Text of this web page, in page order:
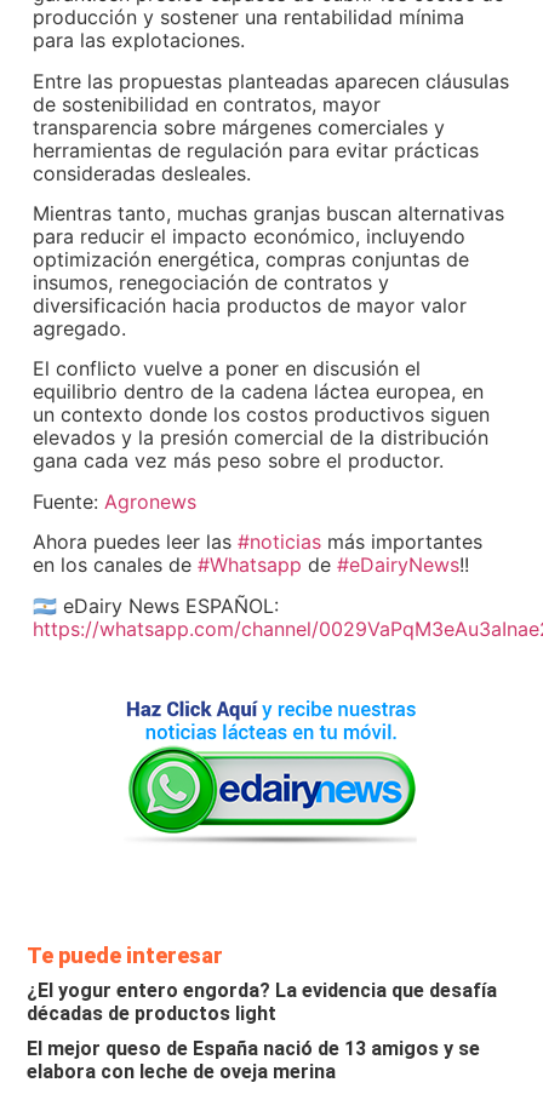
producción y sostener una rentabilidad mínima
para las explotaciones.
Entre las propuestas planteadas aparecen cláusulas
de sostenibilidad en contratos, mayor
transparencia sobre márgenes comerciales y
herramientas de regulación para evitar prácticas
consideradas desleales.
Mientras tanto, muchas granjas buscan alternativas
para reducir el impacto económico, incluyendo
optimización energética, compras conjuntas de
insumos, renegociación de contratos y
diversificación hacia productos de mayor valor
agregado.
El conflicto vuelve a poner en discusión el
equilibrio dentro de la cadena láctea europea, en
un contexto donde los costos productivos siguen
elevados y la presión comercial de la distribución
gana cada vez más peso sobre el productor.
Fuente: Agronews
Ahora puedes leer las #noticias más importantes
en los canales de #Whatsapp de #eDairyNews!!
🇦🇷 eDairy News ESPAÑOL:
https://whatsapp.com/channel/
Te puede interesar
¿El yogur entero engorda? La evidencia que desafía
décadas de productos light
El mejor queso de España nació de 13 amigos y se
elabora con leche de oveja merina